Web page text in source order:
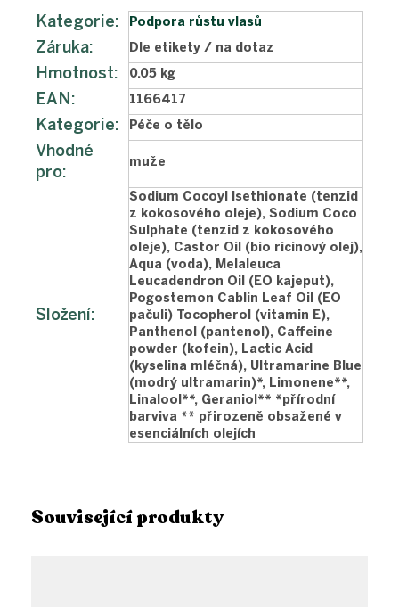
Související produkty
Kategorie: Podpora růstu vlasů
Záruka: Dle etikety / na dotaz
Hmotnost: 0.05 kg
EAN: 1166417
Kategorie: Péče o tělo
Vhodné
pro:
muže
Složení:
Sodium Cocoyl Isethionate (tenzid
z kokosového oleje), Sodium Coco
Sulphate (tenzid z kokosového
oleje), Castor Oil (bio ricinový olej),
Aqua (voda), Melaleuca
Leucadendron Oil (EO kajeput),
Pogostemon Cablin Leaf Oil (EO
pačuli) Tocopherol (vitamin E),
Panthenol (pantenol), Caffeine
powder (kofein), Lactic Acid
(kyselina mléčná), Ultramarine Blue
(modrý ultramarin)*, Limonene**,
Linalool**, Geraniol** *přírodní
barviva ** přirozeně obsažené v
esenciálních olejích